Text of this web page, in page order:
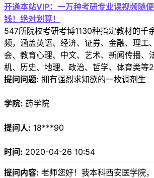
开通本站VIP：一万种考研专业课视频随
钱！绝对划算！
547所院校考研考博1130种指定教材的千
频，涵盖英语、经济、证券、金融、理工
会、教育心理、中文、艺术、新闻传播、
机、历史、地理、政治、哲学、体育类等
提问问题: 拥有强烈求知欲的一枚调剂生
学院: 药学院
提问人: 18***90
时间: 2020-04-26 10:54
提问内容: 老师您好！我本科西安医学院